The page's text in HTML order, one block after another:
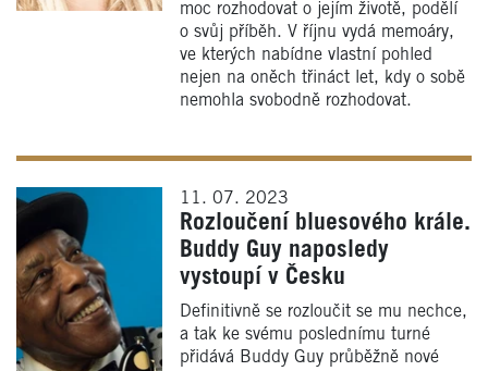
moc rozhodovat o jejím životě, podělí
o svůj příběh. V říjnu vydá memoáry,
ve kterých nabídne vlastní pohled
nejen na oněch třináct let, kdy o sobě
nemohla svobodně rozhodovat.
11. 07. 2023
Rozloučení bluesového krále.
Buddy Guy naposledy
vystoupí v Česku
Definitivně se rozloučit se mu nechce,
a tak ke svému poslednímu turné
přidává Buddy Guy průběžně nové